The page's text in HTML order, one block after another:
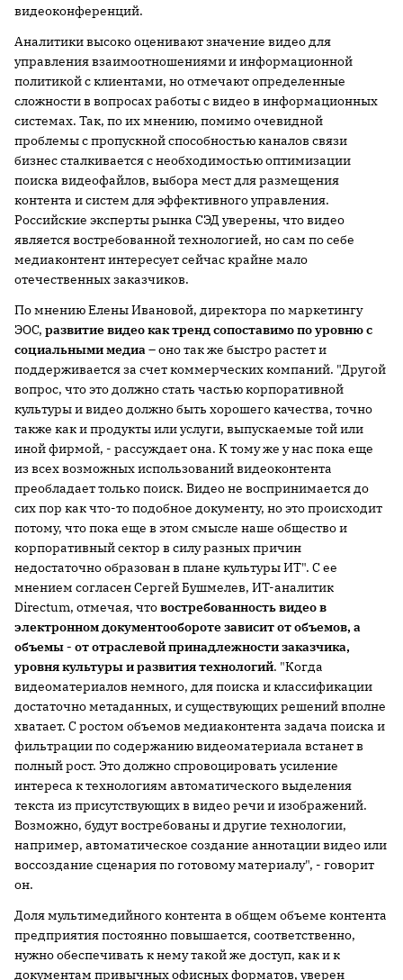
видеоконференций.
Аналитики высоко оценивают значение видео для
управления взаимоотношениями и информационной
политикой с клиентами, но отмечают определенные
сложности в вопросах работы с видео в информационных
системах. Так, по их мнению, помимо очевидной
проблемы с пропускной способностью каналов связи
бизнес сталкивается с необходимостью оптимизации
поиска видеофайлов, выбора мест для размещения
контента и систем для эффективного управления.
Российские эксперты рынка СЭД уверены, что видео
является востребованной технологией, но сам по себе
медиаконтент интересует сейчас крайне мало
отечественных заказчиков.
По мнению Елены Ивановой, директора по маркетингу
ЭОС, развитие видео как тренд сопоставимо по уровню с
социальными медиа– оно так же быстро растет и
поддерживается за счет коммерческих компаний. "Другой
вопрос, что это должно стать частью корпоративной
культуры и видео должно быть хорошего качества, точно
также как и продукты или услуги, выпускаемые той или
иной фирмой, - рассуждает она. К тому же у нас пока еще
из всех возможных использований видеоконтента
преобладает только поиск. Видео не воспринимается до
сих пор как что-то подобное документу, но это происходит
потому, что пока еще в этом смысле наше общество и
корпоративный сектор в силу разных причин
недостаточно образован в плане культуры ИТ". С ее
мнением согласен Сергей Бушмелев, ИТ-аналитик
Directum, отмечая, чтовостребованность видео в
электронном документообороте зависит от объемов, а
объемы - от отраслевой принадлежности заказчика,
уровня культуры и развития технологий. "Когда
видеоматериалов немного, для поиска и классификации
достаточно метаданных, и существующих решений вполне
хватает. С ростом объемов медиаконтента задача поиска и
фильтрации по содержанию видеоматериала встанет в
полный рост. Это должно спровоцировать усиление
интереса к технологиям автоматического выделения
текста из присутствующих в видео речи и изображений.
Возможно, будут востребованы и другие технологии,
например, автоматическое создание аннотации видео или
воссоздание сценария по готовому материалу", - говорит
он.
Доля мультимедийного контента в общем объеме контента
предприятия постоянно повышается, соответственно,
нужно обеспечивать к нему такой же доступ, как и к
документам привычных офисных форматов, уверен